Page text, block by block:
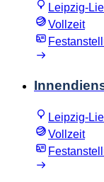
Leipzig-
Vollzeit
Leipzig-
Vollzeit